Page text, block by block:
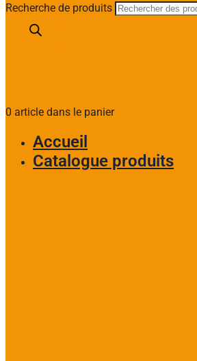
Recherche de produits
0 article dans le panier
Accueil
Catalogue produits